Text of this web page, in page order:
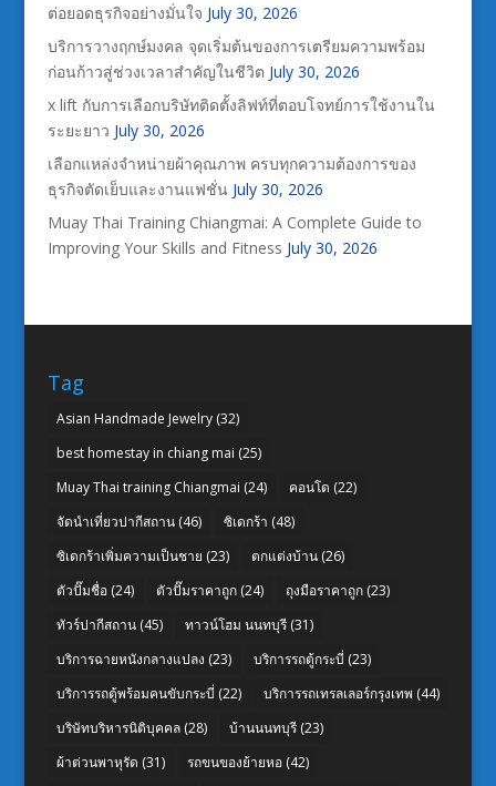
ต่อยอดธุรกิจอย่างมั่นใจ July 30, 2026
บริการวางฤกษ์มงคล จุดเริ่มต้นของการเตรียมความพร้อม
ก่อนก้าวสู่ช่วงเวลาสำคัญในชีวิต July 30, 2026
x lift กับการเลือกบริษัทติดตั้งลิฟท์ที่ตอบโจทย์การใช้งานใน
ระยะยาว July 30, 2026
เลือกแหล่งจำหน่ายผ้าคุณภาพ ครบทุกความต้องการของ
ธุรกิจตัดเย็บและงานแฟชั่น July 30, 2026
Muay Thai Training Chiangmai: A Complete Guide to
Improving Your Skills and Fitness July 30, 2026
Tag
Asian Handmade Jewelry(32)
best homestay in chiang mai (25)
Muay Thai training Chiangmai (24) คอนโด (22)
จัดนำเที่ยวปากีสถาน(46) ซิเดกร้า (48)
ซิเดกร้าเพิ่มความเป็นชาย (23) ตกแต่งบ้าน(26)
ตัวปั๊มชื่อ(24) ตัวปั๊มราคาถูก(24) ถุงมือราคาถูก(23)
ทัวร์ปากีสถาน(45) ทาวน์โฮม นนทบุรี(31)
บริการฉายหนังกลางแปลง (23) บริการรถตู้กระบี่ (23)
บริการรถตู้พร้อมคนขับกระบี่ (22) บริการรถเทรลเลอร์กรุงเทพ (44)
บริษัทบริหารนิติบุคคล(28) บ้านนนทบุรี(23)
ผ้าต่วนพาหุรัด (31) รถขนของย้ายหอ(42)